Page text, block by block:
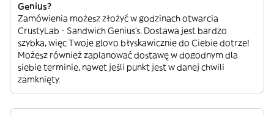
Genius?
Zamówienia możesz złożyć w godzinach otwarcia
CrustyLab - Sandwich Genius’s. Dostawa jest bardzo
szybka, więc Twoje glovo błyskawicznie do Ciebie dotrze!
Możesz również zaplanować dostawę w dogodnym dla
siebie terminie, nawet jeśli punkt jest w danej chwili
zamknięty.